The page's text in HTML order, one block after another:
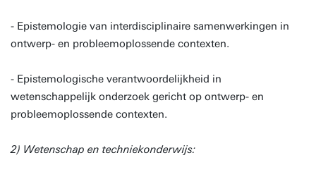
- Epistemologie van interdisciplinaire samenwerkingen in
ontwerp- en probleemoplossende contexten.
- Epistemologische verantwoordelijkheid in
wetenschappelijk onderzoek gericht op ontwerp- en
probleemoplossende contexten.
2) Wetenschap en techniekonderwijs: